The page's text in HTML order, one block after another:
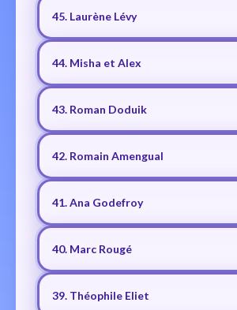
45. Laurène Lévy
44. Misha et Alex
43. Roman Doduik
42. Romain Amengual
41. Ana Godefroy
40. Marc Rougé
39. Théophile Eliet